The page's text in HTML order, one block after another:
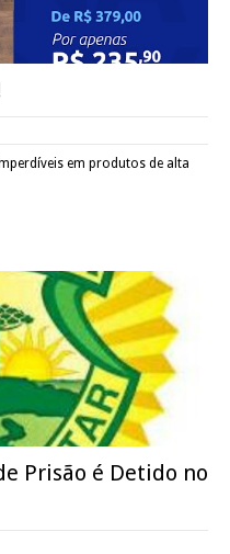
em produtos de alta
Prisão é Detido no